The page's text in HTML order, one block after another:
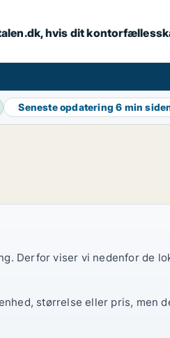
hvis dit
Seneste opdatering6 min
Derfor viser vi nedenfor de
størrelse eller pris, men